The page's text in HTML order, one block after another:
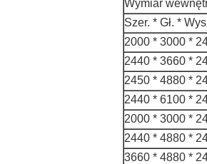
Wymiar
Szer. * Gł. *
2000 * 3000 *
2440 * 3660 *
2450 * 4880 *
2440 * 6100 *
2000 * 3000 *
2440 * 4880 *
3660 * 4880 *